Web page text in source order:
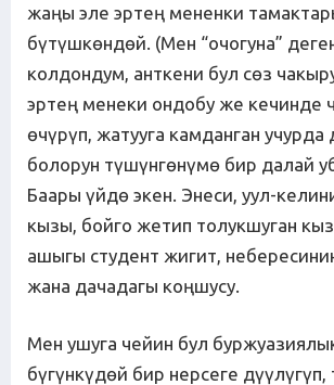
жаңы эле эртең мененки
бүтүшкөндөй. (Мен “очогуна”
колдондум, анткени бул сөз
эртең менеки ондобу же кечинде
өчүрүп, жатууга камданган учурда
болорун түшүнгөнүмө бир далай
Баары үйдө экен. Энеси, уул-
кызы, бойго жетип толукшуган
ашыгы студент жигит,
жана дачадагы коңшусу.
Мен ушуга чейин бул
бүгүнкүдөй бир нерсеге дүүлүгүп,